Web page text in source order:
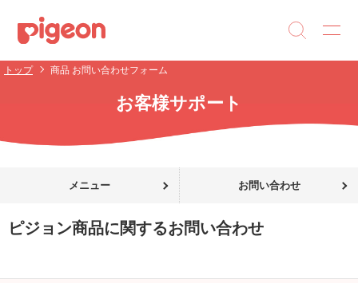
トップ 商品 お問い合わせフォーム
お客様サポート
メニュー お問い合わせ
ピジョン商品に関するお問い合わせ